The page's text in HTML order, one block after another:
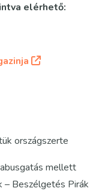
elérhető:
országszerte
mellett
– Beszélgetés Pirák